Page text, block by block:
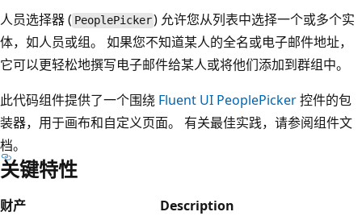
人员选择器 ( PeoplePicker) 允许您从列表中选择一个或多个实
体，如人员或组。 如果您不知道某人的全名或电子邮件地址，
它可以更轻松地撰写电子邮件给某人或将他们添加到群组中。
此代码组件提供了一个围绕 Fluent UI PeoplePicker控件的包
装器，用于画布和自定义页面。 有关最佳实践，请参阅组件文
档。
关键特性
财产 Description